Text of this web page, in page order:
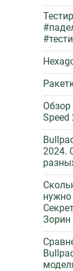
Обзор
Speed
2024.
нужно
Зорин